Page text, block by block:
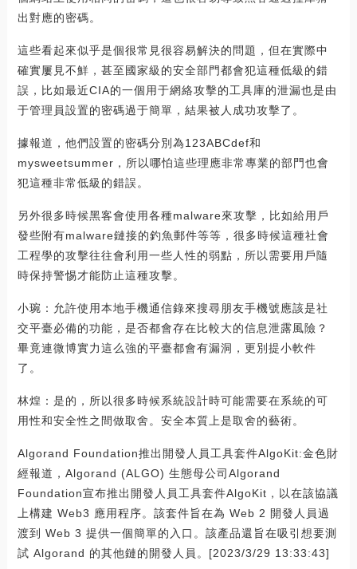
出對應的密碼。
這些看起來似乎是個很常見很容易解決的問題，但在實際中
確實屢見不鮮，甚至國家級的安全部門都會犯這種低級的錯
誤，比如最近CIA的一個用于網絡攻擊的工具庫的泄漏也是由
于管理員設置的密碼過于簡單，結果被人成功攻擊了。
據報道，他們設置的密碼分別為123ABCdef和
mysweetsummer，所以哪怕這些理應非常專業的部門也會
犯這種非常低級的錯誤。
另外很多時候黑客會使用各種malware來攻擊，比如給用戶
發些附有malware鏈接的釣魚郵件等等，很多時候這種社會
工程學的攻擊往往會利用一些人性的弱點，所以需要用戶隨
時保持警惕才能防止這種攻擊。
小琬：允許使用本地手機通信錄來搜尋朋友手機號應該是社
交平臺必備的功能，是否都會存在比較大的信息泄露風險？
畢竟連微博實力這么強的平臺都會有漏洞，更別提小軟件
了。
林煌：是的，所以很多時候系統設計時可能需要在系統的可
用性和安全性之間做取舍。安全本質上是取舍的藝術。
Algorand Foundation推出開發人員工具套件AlgoKit:金色財
經報道，Algorand (ALGO) 生態母公司Algorand
Foundation宣布推出開發人員工具套件AlgoKit，以在該協議
上構建 Web3 應用程序。該套件旨在為 Web 2 開發人員過
渡到 Web 3 提供一個簡單的入口。該產品還旨在吸引想要測
試 Algorand 的其他鏈的開發人員。[2023/3/29 13:33:43]